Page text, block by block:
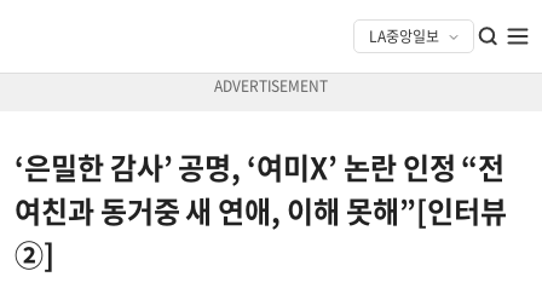
‘은밀한 감사’ 공명, ‘여미X’ 논란 인정 “전
여친과 동거중 새 연애, 이해 못해”[인터뷰
②]